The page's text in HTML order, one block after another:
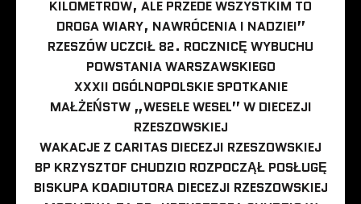
KILOMETRÓW, ALE PRZEDE WSZYSTKIM TO
DROGA WIARY, NAWRÓCENIA I NADZIEI”
RZESZÓW UCZCIŁ 82. ROCZNICĘ WYBUCHU
POWSTANIA WARSZAWSKIEGO
XXXII OGÓLNOPOLSKIE SPOTKANIE
MAŁŻEŃSTW „WESELE WESEL” W DIECEZJI
RZESZOWSKIEJ
WAKACJE Z CARITAS DIECEZJI RZESZOWSKIEJ
BP KRZYSZTOF CHUDZIO ROZPOCZĄŁ POSŁUGĘ
BISKUPA KOADIUTORA DIECEZJI RZESZOWSKIEJ